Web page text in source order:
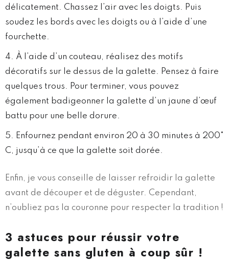
délicatement. Chassez l’air avec les doigts. Puis
soudez les bords avec les doigts ou à l’aide d’une
fourchette.
À l’aide d’un couteau, réalisez des motifs
décoratifs sur le dessus de la galette. Pensez à faire
quelques trous. Pour terminer, vous pouvez
également badigeonner la galette d’un jaune d’œuf
battu pour une belle dorure.
Enfournez pendant environ 20 à 30 minutes à 200°
C, jusqu’à ce que la galette soit dorée.
Enfin, je vous conseille de laisser refroidir la galette
avant de découper et de déguster. Cependant,
n’oubliez pas la couronne pour respecter la tradition !
3 astuces pour réussir votre
galette sans gluten à coup sûr !